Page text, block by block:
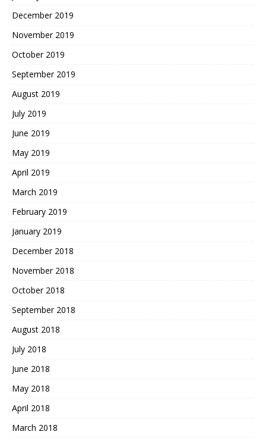
December 2019
November 2019
October 2019
September 2019
August 2019
July 2019
June 2019
May 2019
April 2019
March 2019
February 2019
January 2019
December 2018
November 2018
October 2018
September 2018
August 2018
July 2018
June 2018
May 2018
April 2018
March 2018